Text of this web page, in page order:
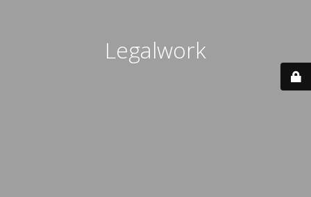
Legalwork